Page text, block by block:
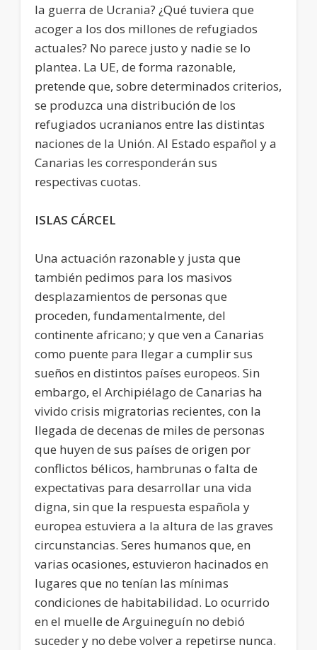
la guerra de Ucrania? ¿Qué tuviera que
acoger a los dos millones de refugiados
actuales? No parece justo y nadie se lo
plantea. La UE, de forma razonable,
pretende que, sobre determinados criterios,
se produzca una distribución de los
refugiados ucranianos entre las distintas
naciones de la Unión. Al Estado español y a
Canarias les corresponderán sus
respectivas cuotas.
ISLAS CÁRCEL
Una actuación razonable y justa que
también pedimos para los masivos
desplazamientos de personas que
proceden, fundamentalmente, del
continente africano; y que ven a Canarias
como puente para llegar a cumplir sus
sueños en distintos países europeos. Sin
embargo, el Archipiélago de Canarias ha
vivido crisis migratorias recientes, con la
llegada de decenas de miles de personas
que huyen de sus países de origen por
conflictos bélicos, hambrunas o falta de
expectativas para desarrollar una vida
digna, sin que la respuesta española y
europea estuviera a la altura de las graves
circunstancias. Seres humanos que, en
varias ocasiones, estuvieron hacinados en
lugares que no tenían las mínimas
condiciones de habitabilidad. Lo ocurrido
en el muelle de Arguineguín no debió
suceder y no debe volver a repetirse nunca.